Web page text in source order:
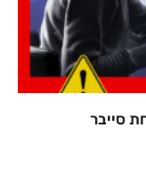
סייבר